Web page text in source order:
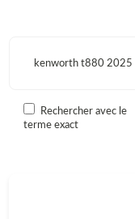
Rechercher avec le
terme exact